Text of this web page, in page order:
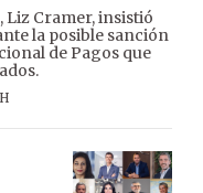
Liz Cramer, insistió
la posible sanción
de Pagos que